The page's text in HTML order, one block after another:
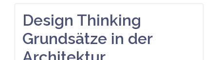
Design Thinking
Grundsätze in der